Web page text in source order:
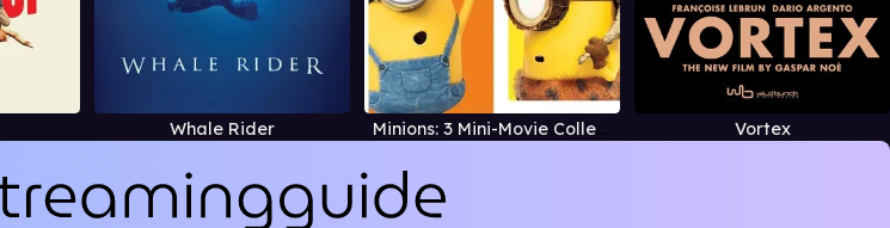
Whale Rider Minions: 3 Mini-Movie Collection Vortex